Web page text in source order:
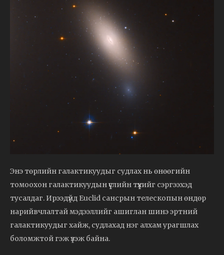
Энэ төрлийн галактикуудыг судлах нь өнөөгийн
томоохон галактикуудын үүслийн түүхийг сэргээхэд
тусалдаг. Ирээдүйд Euclid сансрын телескопын өндөр
нарийвчлалтай мэдээллийг ашиглан шинэ эртний
галактикуудыг хайж, судлахад нэг алхам урагшлах
боломжтой гэж үзэж байна.